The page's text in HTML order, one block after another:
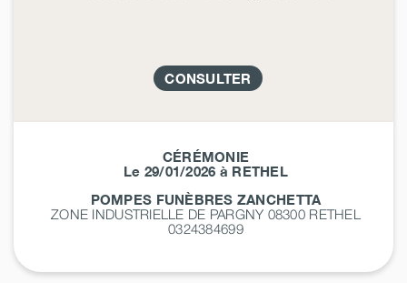
CONSULTER
CÉRÉMONIE
Le 29/01/2026 à RETHEL
POMPES FUNÈBRES ZANCHETTA
ZONE INDUSTRIELLE DE PARGNY 08300 RETHEL
0324384699